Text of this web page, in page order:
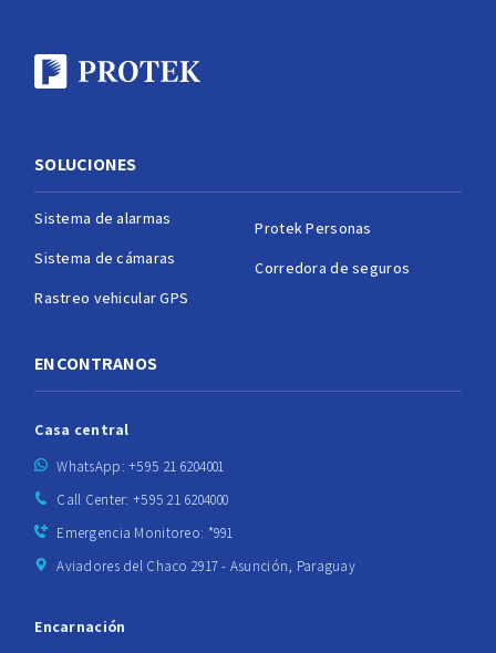
SOLUCIONES
Sistema de alarmas
Sistema de cámaras
Rastreo vehicular GPS
Protek Personas
Corredora de seguros
ENCONTRANOS
Casa central
WhatsApp: +595 21 6204001
Call Center: +595 21 6204000
Emergencia Monitoreo: *991
Aviadores del Chaco 2917 - Asunción, Paraguay
Encarnación